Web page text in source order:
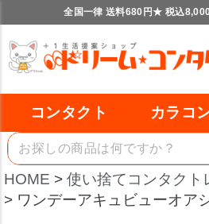
全国一律 送料680円★ 税込
コンタクト カラコ
HOME 使い捨てコンタクト
ワンデーアキュビューオア